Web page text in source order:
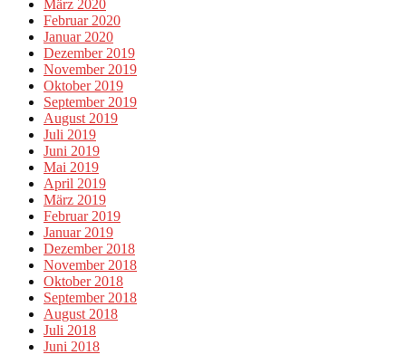
März 2020
Februar 2020
Januar 2020
Dezember 2019
November 2019
Oktober 2019
September 2019
August 2019
Juli 2019
Juni 2019
Mai 2019
April 2019
März 2019
Februar 2019
Januar 2019
Dezember 2018
November 2018
Oktober 2018
September 2018
August 2018
Juli 2018
Juni 2018